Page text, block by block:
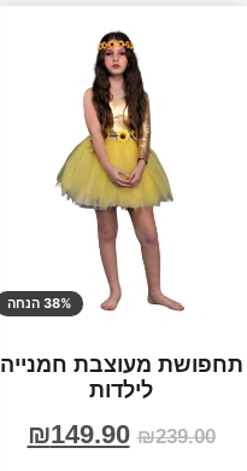
38% הנחה
תחפושת מעוצבת חמנייה
לילדות
₪239.00
₪149.90